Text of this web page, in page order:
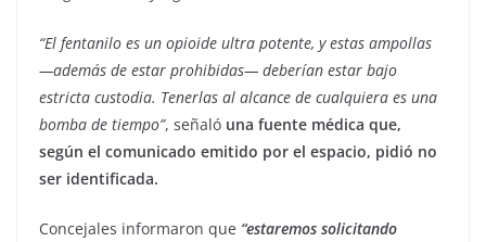
“El fentanilo es un opioide ultra potente, y estas ampollas
—además de estar prohibidas— deberían estar bajo
estricta custodia. Tenerlas al alcance de cualquiera es una
bomba de tiempo”, señaló una fuente médica que,
según el comunicado emitido por el espacio, pidió no
ser identificada.
Concejales informaron que “estaremos solicitando